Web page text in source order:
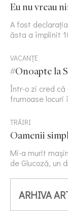
Eu nu vreau
A fost
ăsta a împlinit
VACANȚE
#Onoapte la
Într-o zi cred că
frumoase locuri
TRĂIRI
Oamenii
Mi-a murit
de Glucoză, un
ARHIVA